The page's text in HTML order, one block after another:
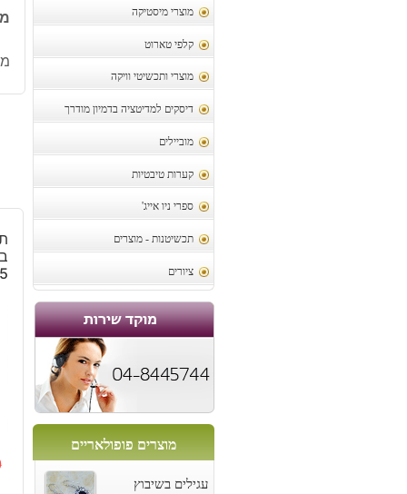
מוצרי מיסטיקה
קלפי טארוט
מוצרי ותכשיטי וויקה
דיסקים למדיטציה בדמיון מודרך
מוביילים
קערות טיבטיות
ספרי ניו אייג'
תכשיטנות - מוצרים
ציורים
מוצרים פופולאריים
עגילים בשיבוץ